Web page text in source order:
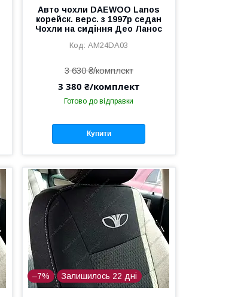
Авто чохли DAEWOO Lanos
корейск. верс. з 1997р седан
Чохли на сидіння Део Ланос
AM24DA03
3 630 ₴/комплект
3 380 ₴/комплект
Готово до відправки
Купити
–7% Залишилось 22 дні